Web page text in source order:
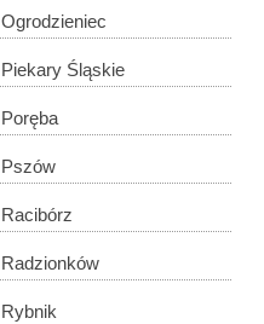
Ogrodzieniec
Piekary Śląskie
Poręba
Pszów
Racibórz
Radzionków
Rybnik